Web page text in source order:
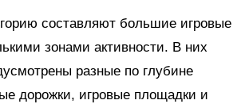
составляют большие игровые
зонами активности. В них
разные по глубине
дорожки, игровые площадки и